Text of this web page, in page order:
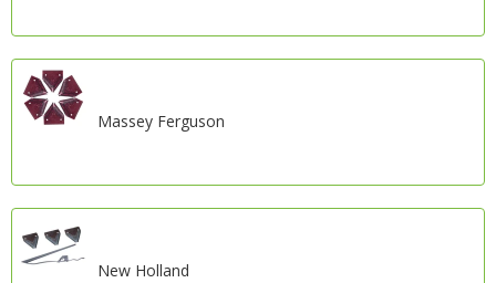
Massey Ferguson
New Holland